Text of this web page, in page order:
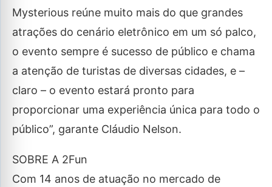
Mysterious reúne muito mais do que grandes
atrações do cenário eletrônico em um só palco,
o evento sempre é sucesso de público e chama
a atenção de turistas de diversas cidades, e –
claro – o evento estará pronto para
proporcionar uma experiência única para todo o
público”, garante Cláudio Nelson.
SOBRE A 2Fun
Com 14 anos de atuação no mercado de